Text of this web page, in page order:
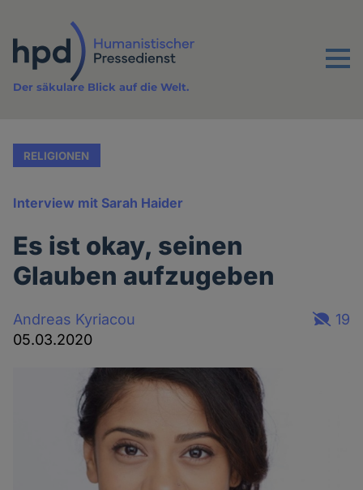
Inhalt
Menu
Der säkulare Blick auf die Welt.
RELIGIONEN
Interview mit Sarah Haider
Es ist okay, seinen
Glauben aufzugeben
Andreas Kyriacou
05.03.2020
19